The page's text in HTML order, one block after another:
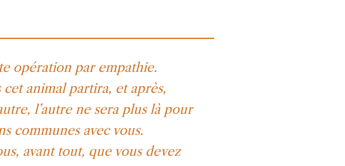
opération par empathie.
animal partira, et après,
l’autre ne sera plus là pour
communes avec vous.
avant tout, que vous devez